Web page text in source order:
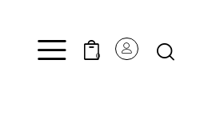
0